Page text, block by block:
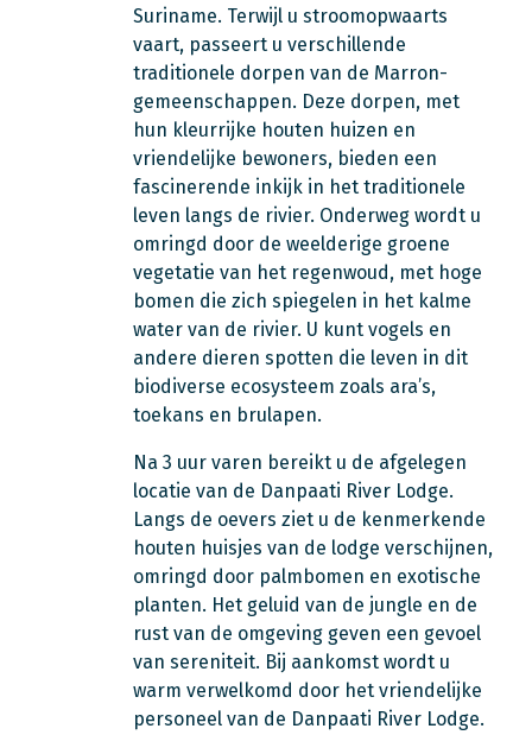
Suriname. Terwijl u stroomopwaarts
vaart, passeert u verschillende
traditionele dorpen van de Marron-
gemeenschappen. Deze dorpen, met
hun kleurrijke houten huizen en
vriendelijke bewoners, bieden een
fascinerende inkijk in het traditionele
leven langs de rivier. Onderweg wordt u
omringd door de weelderige groene
vegetatie van het regenwoud, met hoge
bomen die zich spiegelen in het kalme
water van de rivier. U kunt vogels en
andere dieren spotten die leven in dit
biodiverse ecosysteem zoals ara’s,
toekans en brulapen.
Na 3 uur varen bereikt u de afgelegen
locatie van de Danpaati River Lodge.
Langs de oevers ziet u de kenmerkende
houten huisjes van de lodge verschijnen,
omringd door palmbomen en exotische
planten. Het geluid van de jungle en de
rust van de omgeving geven een gevoel
van sereniteit. Bij aankomst wordt u
warm verwelkomd door het vriendelijke
personeel van de Danpaati River Lodge.